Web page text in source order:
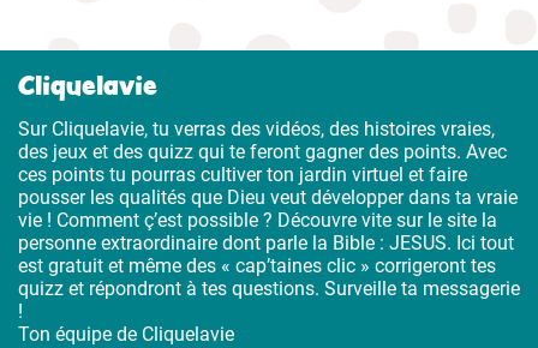
Cliquelavie
Sur Cliquelavie, tu verras des vidéos, des histoires vraies,
des jeux et des quizz qui te feront gagner des points. Avec
ces points tu pourras cultiver ton jardin virtuel et faire
pousser les qualités que Dieu veut développer dans ta vraie
vie ! Comment ç’est possible ? Découvre vite sur le site la
personne extraordinaire dont parle la Bible : JESUS. Ici tout
est gratuit et même des « cap’taines clic » corrigeront tes
quizz et répondront à tes questions. Surveille ta messagerie
!
Ton équipe de Cliquelavie